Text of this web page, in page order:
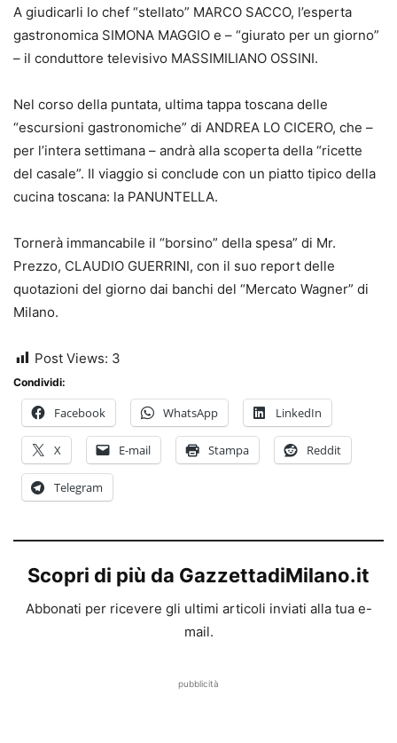
A giudicarli lo chef “stellato” MARCO SACCO, l’esperta
gastronomica SIMONA MAGGIO e – “giurato per un giorno”
– il conduttore televisivo MASSIMILIANO OSSINI.
Nel corso della puntata, ultima tappa toscana delle
“escursioni gastronomiche” di ANDREA LO CICERO, che –
per l’intera settimana – andrà alla scoperta della “ricette
del casale”. Il viaggio si conclude con un piatto tipico della
cucina toscana: la PANUNTELLA.
Tornerà immancabile il “borsino” della spesa” di Mr.
Prezzo, CLAUDIO GUERRINI, con il suo report delle
quotazioni del giorno dai banchi del “Mercato Wagner” di
Milano.
Post Views: 3
Condividi:
Facebook WhatsApp LinkedIn
X E-mail Stampa Reddit
Telegram
Scopri di più da GazzettadiMilano.it
Abbonati per ricevere gli ultimi articoli inviati alla tua e-
mail.
pubblicità